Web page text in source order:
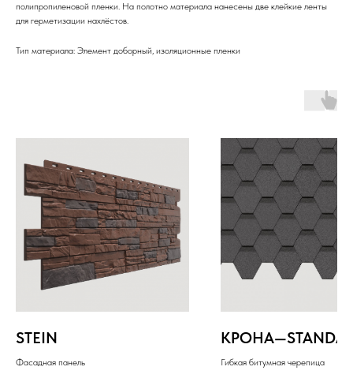
полипропиленовой пленки. На полотно материала нанесены две клейкие ленты
для герметизации нахлёстов.
Тип материала: Элемент доборный, изоляционные пленки
STEIN
Фасадная панель Гибкая битумная черепица